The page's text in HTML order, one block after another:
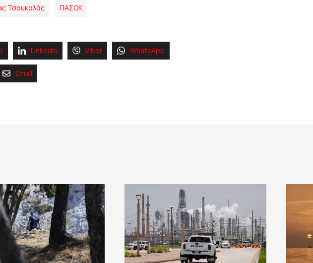
Τσουκαλάς ΠΑΣΟΚ
Linkedin Viber WhatsApp
Email